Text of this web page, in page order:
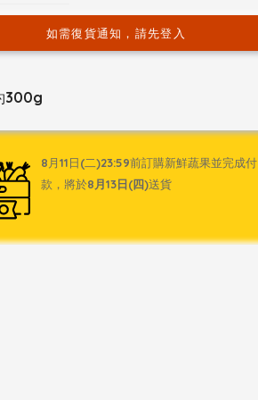
如需復貨通知，請先登入
300g
8月11日(二)23:59前訂購新鮮蔬果並完成付
款，將於8月13日(四)送貨